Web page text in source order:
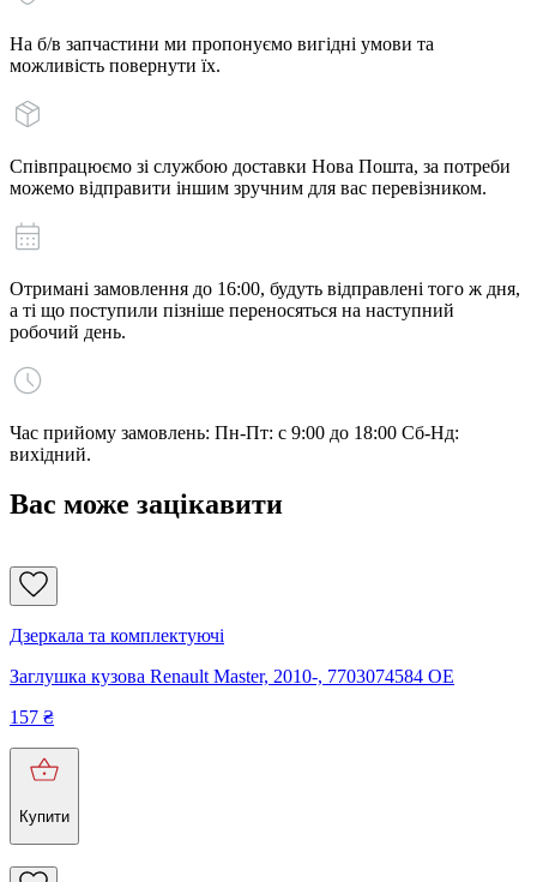
На б/в запчастини ми пропонуємо вигідні умови та
можливість повернути їх.
Співпрацюємо зі службою доставки Нова Пошта, за потреби
можемо відправити іншим зручним для вас перевізником.
Отримані замовлення до 16:00, будуть відправлені того ж дня,
а ті що поступили пізніше переносяться на наступний
робочий день.
Час прийому замовлень: Пн-Пт: с 9:00 до 18:00 Сб-Нд:
вихідний.
Вас може зацікавити
Дзеркала та комплектуючі
Заглушка кузова Renault Master, 2010-, 7703074584 OE
157 ₴
Купити